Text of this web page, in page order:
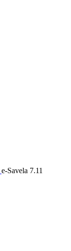
e-Savela 7.11